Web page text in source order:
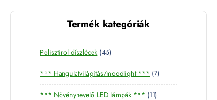
Termék kategóriák
Polisztirol díszlécek 454
5
t
e
r
*** Hangulatvilágítás/moodlight *** 77
t
*** Növénynevelő LED lámpák *** 111